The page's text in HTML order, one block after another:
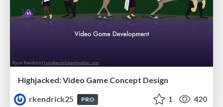
Highjacked: Video Game Concept Design
rkendrick25
PRO 1 420